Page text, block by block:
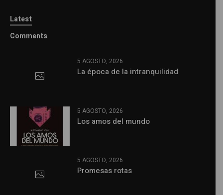
Latest
Comments
5 AGOSTO, 2026
La época de la intranquilidad
5 AGOSTO, 2026
Los amos del mundo
5 AGOSTO, 2026
Promesas rotas